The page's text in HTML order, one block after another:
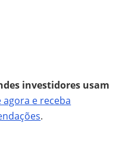
investidores usam
agora e receba
.